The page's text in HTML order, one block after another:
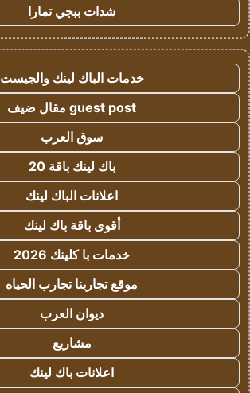
شدات ببجي تمارا
خدمات الباك لينك والجيست
guest post مقال ضيف
سوق العرب
باك لينك باقة 20
اعلانات الباك لينك
أقوى باقة باك لينك
خدمات با كلينك 2026
موقع تجاربنا تجارب الحياه
ديوان العرب
مشاريع
اعلانات باك لينك